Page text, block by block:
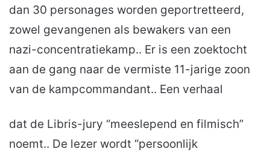
dan 30 personages worden geportretteerd,
zowel gevangenen als bewakers van een
nazi-concentratiekamp.. Er is een zoektocht
aan de gang naar de vermiste 11-jarige zoon
van de kampcommandant.. Een verhaal
dat de Libris-jury “meeslepend en filmisch”
noemt.. De lezer wordt “persoonlijk